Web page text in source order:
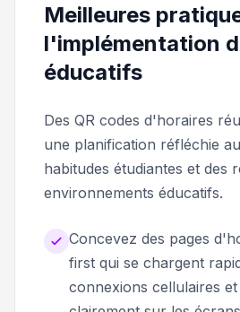
Meilleures
l'implémentation
éducatifs
Des QR codes d'horaires
une planification réfléchie
habitudes étudiantes et des
environnements éducatifs.
Concevez des pages
first qui se chargent
connexions cellulaires